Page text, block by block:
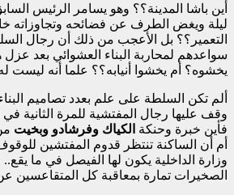
أين باشا المدينة؟؟ وهو يسامر الرئيس
ليلة ويغض الطرف عن فضائحه وتجاوزاته
التعمير؟؟ بل الأعجب من ذلك أن رجال
سواعدهم لمحاربة البناء العشوائي بعد
يخشوه؟ أم يخشوا أنيابه؟؟ علما أنه ليست
ألم تكن السلطة على علم بعدد تصاميم البناء
وقف عليها رجال المفتشية للمرة الثانية
فأين خبرة وحنكة الكياك وفرشادو وبخيت
أم أن الساكنة تنتظر قدوم المفتشين
وزارة الداخلية يكون لها الفيصل في ما
الصخيرات تمارة بمعاقبة كل المتقاعسين